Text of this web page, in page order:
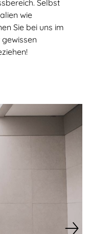
Selbst
wie
Sie bei uns im